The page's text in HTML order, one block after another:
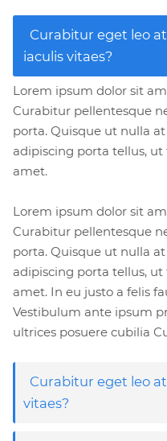
Curabitur eget leo
iaculis vitaes?
Lorem ipsum dolor sit
Curabitur pellentesque
porta. Quisque ut nulla
adipiscing porta tellus,
amet.
Lorem ipsum dolor sit
Curabitur pellentesque
porta. Quisque ut nulla
adipiscing porta tellus,
amet. In eu justo a felis
Vestibulum ante ipsum
ultrices posuere cubilia
Curabitur eget leo
vitaes?